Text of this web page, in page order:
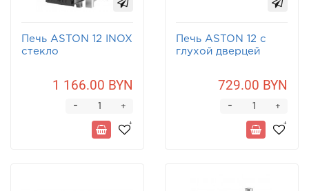
Печь ASTON 12 INOX
стекло
1 166.00 BYN
+
-
Печь ASTON 12 с
глухой дверцей
729.00 BYN
+
-